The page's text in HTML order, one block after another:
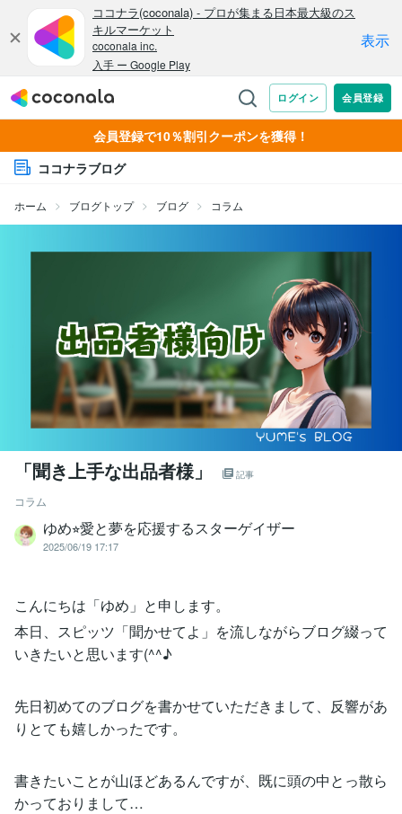
会員登録で10％割引クーポンを獲得！
ココナラブログ
ホーム ブログトップ ブログ コラム
「聞き上手な出品者様」 記事
コラム
ゆめ⭐︎愛と夢を応援するスターゲイザー
2025/06/19 17:17
こんにちは「ゆめ」と申します。
本日、スピッツ「聞かせてよ」を流しながらブログ綴って
いきたいと思います(^^♪
先日初めてのブログを書かせていただきまして、反響があ
りとても嬉しかったです。
書きたいことが山ほどあるんですが、既に頭の中とっ散ら
かっておりまして…